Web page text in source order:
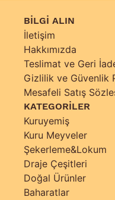
BİLGİ ALIN
İletişim
Hakkımızda
Teslimat ve Geri
Gizlilik ve Güvenlik
Mesafeli Satış
KATEGORİLER
Kuruyemiş
Kuru Meyveler
Şekerleme&Lokum
Draje Çeşitleri
Doğal Ürünler
Baharatlar